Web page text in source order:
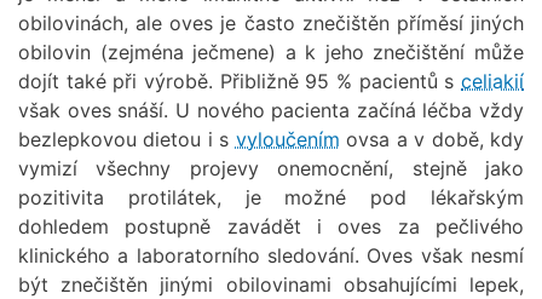
obilovinách, ale oves je často znečištěn příměsí jiných
obilovin (zejména ječmene) a k jeho znečištění může
dojít také při výrobě. Přibližně 95 % pacientů s celiakií
však oves snáší. U nového pacienta začíná léčba vždy
bezlepkovou dietou i s vyloučením ovsa a v době, kdy
vymizí všechny projevy onemocnění, stejně jako
pozitivita protilátek, je možné pod lékařským
dohledem postupně zavádět i oves za pečlivého
klinického a laboratorního sledování. Oves však nesmí
být znečištěn jinými obilovinami obsahujícími lepek,